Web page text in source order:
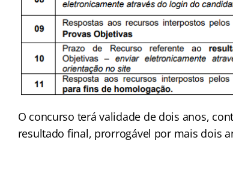
O concurso terá validade de dois anos,
resultado final, prorrogável por mais dois